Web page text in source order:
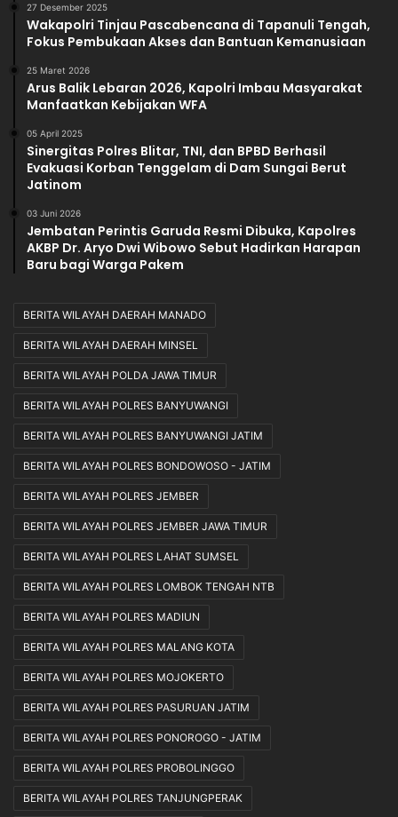
27 Desember 2025
Wakapolri Tinjau Pascabencana di Tapanuli Tengah,
Fokus Pembukaan Akses dan Bantuan Kemanusiaan
25 Maret 2026
Arus Balik Lebaran 2026, Kapolri Imbau Masyarakat
Manfaatkan Kebijakan WFA
05 April 2025
Sinergitas Polres Blitar, TNI, dan BPBD Berhasil
Evakuasi Korban Tenggelam di Dam Sungai Berut
Jatinom
03 Juni 2026
Jembatan Perintis Garuda Resmi Dibuka, Kapolres
AKBP Dr. Aryo Dwi Wibowo Sebut Hadirkan Harapan
Baru bagi Warga Pakem
BERITA WILAYAH DAERAH MANADO
BERITA WILAYAH DAERAH MINSEL
BERITA WILAYAH POLDA JAWA TIMUR
BERITA WILAYAH POLRES BANYUWANGI
BERITA WILAYAH POLRES BANYUWANGI JATIM
BERITA WILAYAH POLRES BONDOWOSO - JATIM
BERITA WILAYAH POLRES JEMBER
BERITA WILAYAH POLRES JEMBER JAWA TIMUR
BERITA WILAYAH POLRES LAHAT SUMSEL
BERITA WILAYAH POLRES LOMBOK TENGAH NTB
BERITA WILAYAH POLRES MADIUN
BERITA WILAYAH POLRES MALANG KOTA
BERITA WILAYAH POLRES MOJOKERTO
BERITA WILAYAH POLRES PASURUAN JATIM
BERITA WILAYAH POLRES PONOROGO - JATIM
BERITA WILAYAH POLRES PROBOLINGGO
BERITA WILAYAH POLRES TANJUNGPERAK